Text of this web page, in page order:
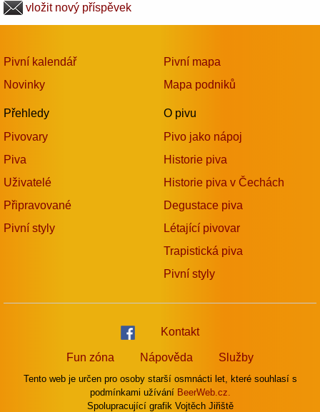
vložit nový příspěvek
Pivní kalendář
Novinky
Přehledy
Pivovary
Piva
Uživatelé
Připravované
Pivní styly
Pivní mapa
Mapa podniků
O pivu
Pivo jako nápoj
Historie piva
Historie piva v Čechách
Degustace piva
Létající pivovar
Trapistická piva
Pivní styly
Kontakt
Fun zóna Nápověda Služby
Tento web je určen pro osoby starší osmnácti let, které souhlasí s
podmínkami užívání BeerWeb.cz.
Spolupracující grafik Vojtěch Jiřiště